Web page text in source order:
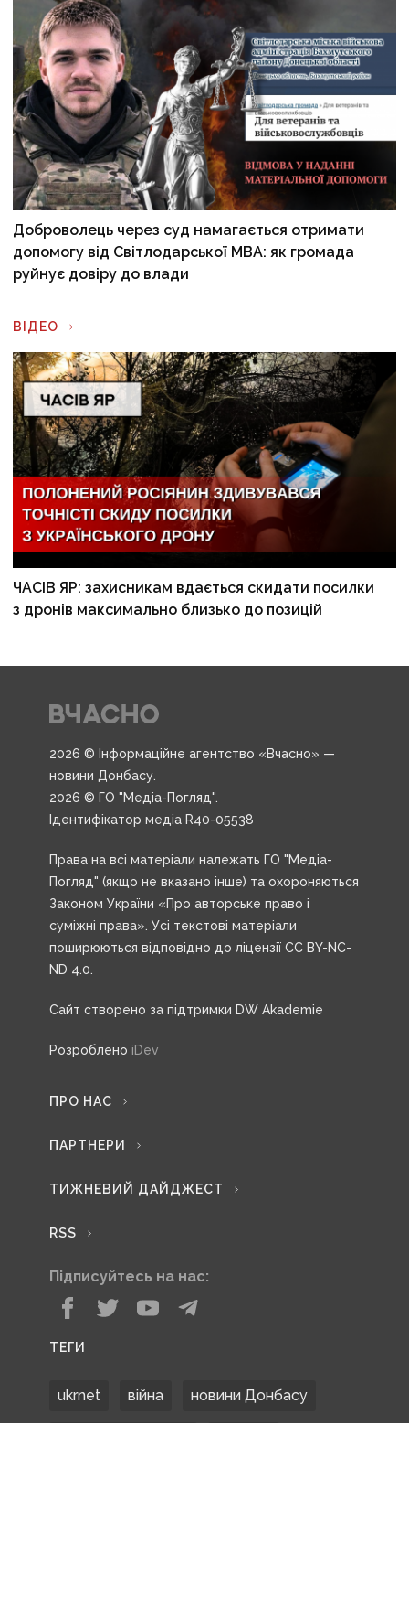
Доброволець через суд намагається отримати
допомогу від Світлодарської МВА: як громада
руйнує довіру до влади
ВІДЕО
ЧАСІВ ЯР: захисникам вдається скидати посилки
з дронів максимально близько до позицій
2026 © Інформаційне агентство «Вчасно» —
новини Донбасу.
2026 © ГО "Медіа-Погляд".
Ідентифікатор медіа R40-05538
Права на всі матеріали належать ГО "Медіа-
Погляд" (якщо не вказано інше) та охороняються
Законом України «Про авторське право і
суміжні права». Усі текстові матеріали
поширюються відповідно до ліцензії CC BY-NC-
ND 4.0.
Сайт створено за підтримки DW Akademie
Розроблено iDev
ПРО НАС
ПАРТНЕРИ
ТИЖНЕВИЙ ДАЙДЖЕСТ
RSS
Підписуйтесь на нас:
ТЕГИ
ukrnet війна новини Донбасу